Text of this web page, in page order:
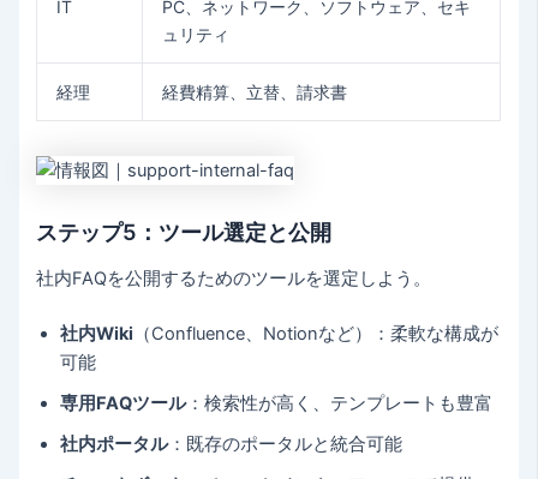
IT
PC、ネットワーク、ソフトウェア、セキ
ュリティ
経理 経費精算、立替、請求書
ステップ5：ツール選定と公開
社内FAQを公開するためのツールを選定しよう。
社内Wiki （Confluence、Notionなど）：柔軟な構成が
可能
専用FAQツール：検索性が高く、テンプレートも豊富
社内ポータル：既存のポータルと統合可能